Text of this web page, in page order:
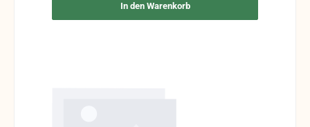
In den Warenkorb